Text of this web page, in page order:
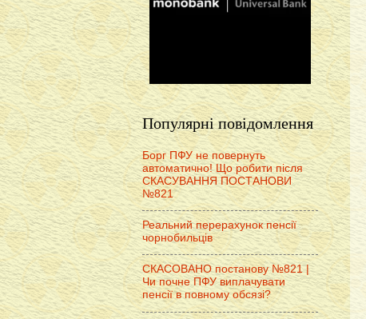
Популярні повідомлення
Борг ПФУ не повернуть
автоматично! Що робити після
СКАСУВАННЯ ПОСТАНОВИ
№821
Реальний перерахунок пенсії
чорнобильців
СКАСОВАНО постанову №821 |
Чи почне ПФУ виплачувати
пенсії в повному обсязі?